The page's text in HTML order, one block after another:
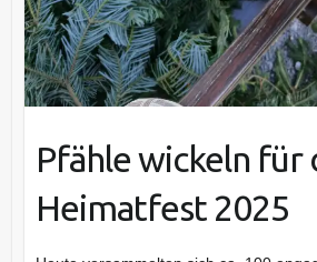
Pfähle wickeln für
Heimatfest 2025